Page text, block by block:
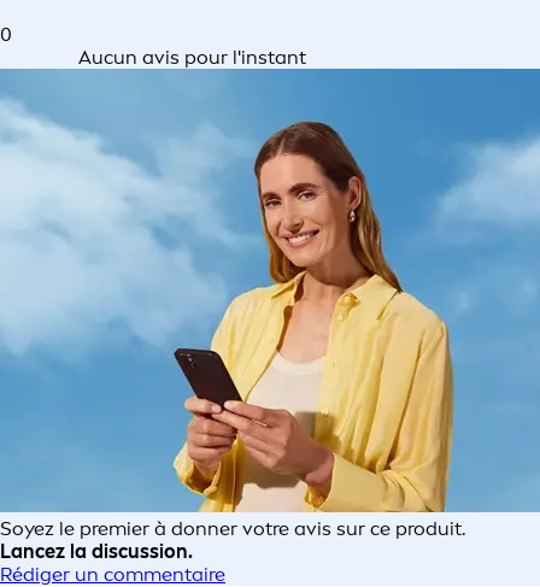
0
Aucun avis pour l'instant
Soyez le premier à donner votre avis sur ce produit.
Lancez la discussion.
Rédiger un commentaire